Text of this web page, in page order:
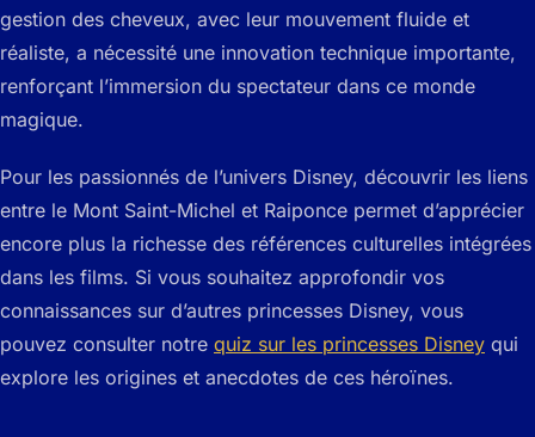
gestion des cheveux, avec leur mouvement fluide et
réaliste, a nécessité une innovation technique importante,
renforçant l’immersion du spectateur dans ce monde
magique.
Pour les passionnés de l’univers Disney, découvrir les liens
entre le Mont Saint-Michel et Raiponce permet d’apprécier
encore plus la richesse des références culturelles intégrées
dans les films. Si vous souhaitez approfondir vos
connaissances sur d’autres princesses Disney, vous
pouvez consulter notre quiz sur les princesses Disney qui
explore les origines et anecdotes de ces héroïnes.